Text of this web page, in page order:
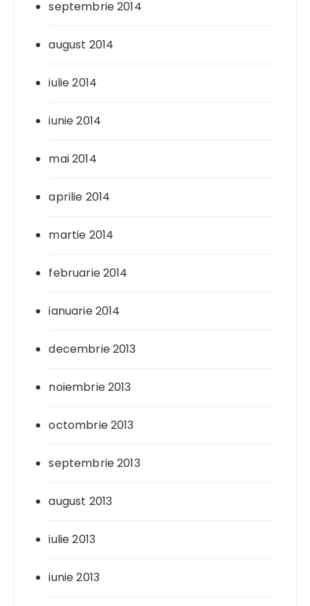
septembrie 2014
august 2014
iulie 2014
iunie 2014
mai 2014
aprilie 2014
martie 2014
februarie 2014
ianuarie 2014
decembrie 2013
noiembrie 2013
octombrie 2013
septembrie 2013
august 2013
iulie 2013
iunie 2013